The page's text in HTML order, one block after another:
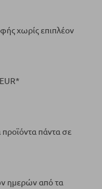
χωρίς επιπλέον
πάντα σε
ημερών από τα